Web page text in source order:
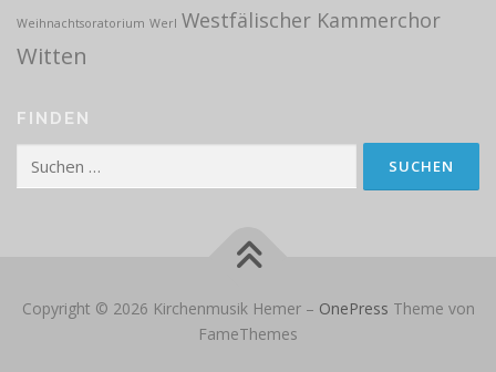
Weihnachtsoratorium Werl Westfälischer Kammerchor
Witten
FINDEN
Copyright © 2026 Kirchenmusik Hemer – OnePress Theme von
FameThemes